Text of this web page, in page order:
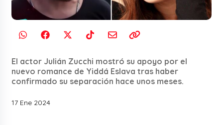
El actor Julián Zucchi mostró su apoyo por el
nuevo romance de Yiddá Eslava tras haber
confirmado su separación hace unos meses.
17 Ene 2024